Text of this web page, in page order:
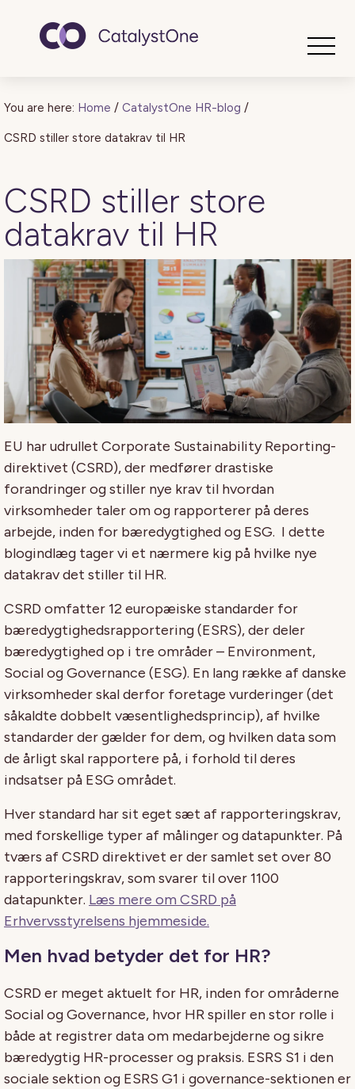
You are here: Home / CatalystOne HR-blog /
CSRD stiller store datakrav til HR
CSRD stiller store
datakrav til HR
EU har udrullet Corporate Sustainability Reporting-
direktivet (CSRD), der medfører drastiske
forandringer og stiller nye krav til hvordan
virksomheder taler om og rapporterer på deres
arbejde, inden for bæredygtighed og ESG. I dette
blogindlæg tager vi et nærmere kig på hvilke nye
datakrav det stiller til HR.
CSRD omfatter 12 europæiske standarder for
bæredygtighedsrapportering (ESRS), der deler
bæredygtighed op i tre områder – Environment,
Social og Governance (ESG). En lang række af danske
virksomheder skal derfor foretage vurderinger (det
såkaldte dobbelt væsentlighedsprincip), af hvilke
standarder der gælder for dem, og hvilken data som
de årligt skal rapportere på, i forhold til deres
indsatser på ESG området.
Hver standard har sit eget sæt af rapporteringskrav,
med forskellige typer af målinger og datapunkter. På
tværs af CSRD direktivet er der samlet set over 80
rapporteringskrav, som svarer til over 1100
datapunkter. Læs mere om CSRD på
Erhvervsstyrelsens hjemmeside.
Men hvad betyder det for HR?
CSRD er meget aktuelt for HR, inden for områderne
Social og Governance, hvor HR spiller en stor rolle i
både at registrer data om medarbejderne og sikre
bæredygtig HR-processer og praksis. ESRS S1 i den
sociale sektion og ESRS G1 i governance-sektionen er